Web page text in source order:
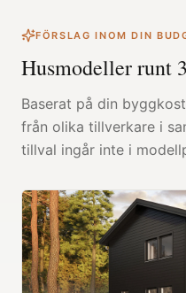
FÖRSLAG INOM DIN
Husmodeller runt
Baserat på din
från olika tillverkare i
tillval ingår inte i